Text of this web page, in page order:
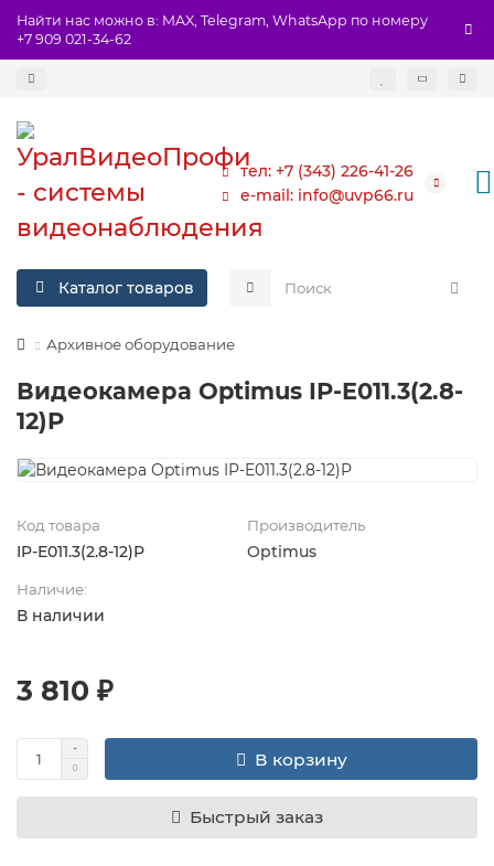
Найти нас можно в: MAX, Telegram, WhatsApp по номеру
+7 909 021-34-62
тел: +7 (343) 226-41-26
e-mail: info@uvp66.ru
Каталог товаров
Архивное оборудование
Видеокамера Optimus IP-E011.3(2.8-
12)P
Код товара
IP-E011.3(2.8-12)P
Производитель
Optimus
Наличие:
В наличии
3 810 ₽
В корзину
Быстрый заказ